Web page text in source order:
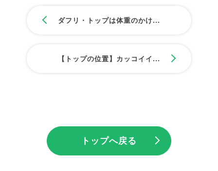
ダフリ・トップは体重のかけ...
【トップの位置】カッコイイ...
トップへ戻る